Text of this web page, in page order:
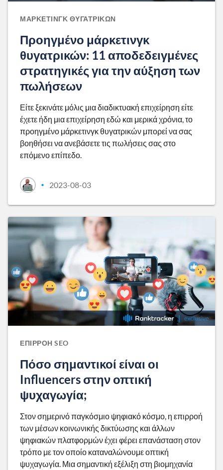
ΜΆΡΚΕΤΙΝΓΚ ΘΥΓΑΤΡΙΚΏΝ
Προηγμένο μάρκετινγκ
θυγατρικών: 11 αποδεδειγμένες
στρατηγικές για την αύξηση των
πωλήσεων
Είτε ξεκινάτε μόλις μια διαδικτυακή επιχείρηση είτε
έχετε ήδη μια επιχείρηση εδώ και μερικά χρόνια, το
προηγμένο μάρκετινγκ θυγατρικών μπορεί να σας
βοηθήσει να ανεβάσετε τις πωλήσεις σας στο
επόμενο επίπεδο.
• 2023-08-03
ΕΠΙΡΡΟΉ SEO
Πόσο σημαντικοί είναι οι
Influencers στην οπτική
ψυχαγωγία;
Στον σημερινό παγκόσμιο ψηφιακό κόσμο, η επιρροή
των μέσων κοινωνικής δικτύωσης και άλλων
ψηφιακών πλατφορμών έχει φέρει επανάσταση στον
τρόπο με τον οποίο καταναλώνουμε οπτική
ψυχαγωγία. Μια σημαντική εξέλιξη στη βιομηχανία